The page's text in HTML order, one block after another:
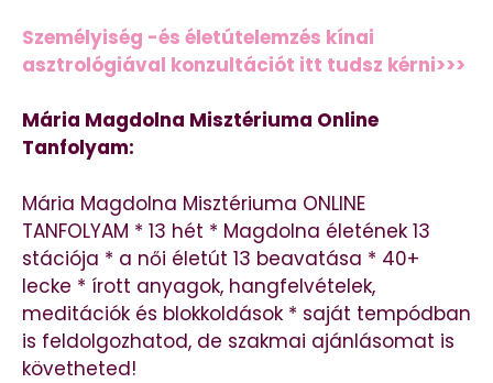
Személyiség -és életútelemzés kínai
asztrológiával konzultációt itt tudsz kérni>>>
Mária Magdolna Misztériuma Online
Tanfolyam:
Mária Magdolna Misztériuma ONLINE
TANFOLYAM * 13 hét * Magdolna életének 13
stációja * a női életút 13 beavatása * 40+
lecke * írott anyagok, hangfelvételek,
meditációk és blokkoldások * saját tempódban
is feldolgozhatod, de szakmai ajánlásomat is
követheted!